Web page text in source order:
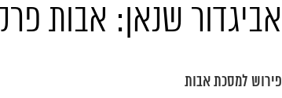
אביגדור שנאן: אבות
פירוש למסכת אבות